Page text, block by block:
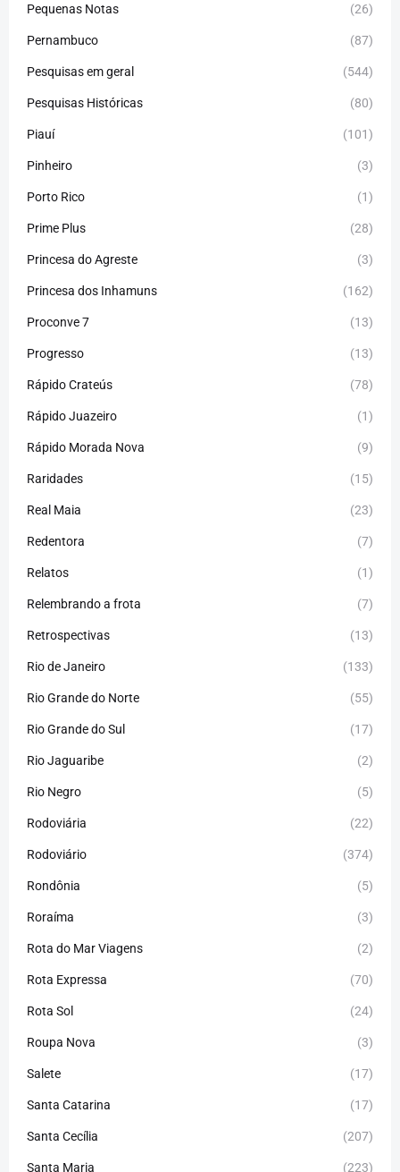
Pequenas Notas (26)
Pernambuco (87)
Pesquisas em geral (544)
Pesquisas Históricas (80)
Piauí (101)
Pinheiro (3)
Porto Rico (1)
Prime Plus (28)
Princesa do Agreste (3)
Princesa dos Inhamuns (162)
Proconve 7 (13)
Progresso (13)
Rápido Crateús (78)
Rápido Juazeiro (1)
Rápido Morada Nova (9)
Raridades (15)
Real Maia (23)
Redentora (7)
Relatos (1)
Relembrando a frota (7)
Retrospectivas (13)
Rio de Janeiro (133)
Rio Grande do Norte (55)
Rio Grande do Sul (17)
Rio Jaguaribe (2)
Rio Negro (5)
Rodoviária (22)
Rodoviário (374)
Rondônia (5)
Roraíma (3)
Rota do Mar Viagens (2)
Rota Expressa (70)
Rota Sol (24)
Roupa Nova (3)
Salete (17)
Santa Catarina (17)
Santa Cecília (207)
Santa Maria (223)